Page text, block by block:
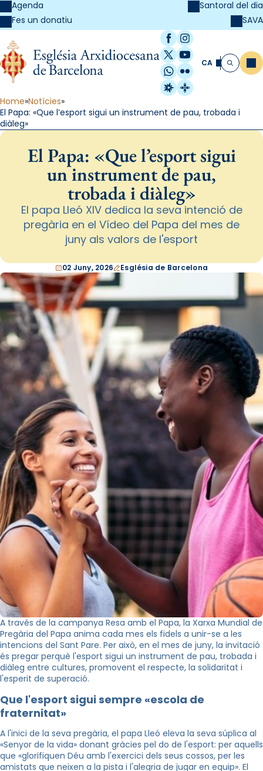
Agenda
Fes un donatiu
Santoral del dia
SAVA
Facebook
Instagram
X / Twitter
YouTube
WhatsApp
Flickr
Radio Estel
Catalunya
CA Cerca
Home Notícies
El Papa: «Que l’esport sigui un instrument de pau, trobada i
diàleg»
El Papa: «Que l’esport sigui
un instrument de pau,
trobada i diàleg»
El papa Lleó XIV dedica la seva intenció de
pregària en el Vídeo del Papa del mes de
juny als valors de l'esport
02 Juny, 2026 Església de Barcelona
A través de la campanya Resa amb el Papa, la Xarxa Mundial de
Pregària del Papa anima cada mes els fidels a unir-se a les
intencions del Sant Pare. Per això, en el mes de juny, la invitació
és pregar perquè l'esport sigui un instrument de pau, trobada i
diàleg entre cultures, promovent el respecte, la solidaritat i
l'esperit de superació.
Que l'esport sigui sempre «escola de
fraternitat»
A l'inici de la seva pregària, el papa Lleó eleva la seva súplica al
«Senyor de la vida» donant gràcies pel do de l'esport: per aquells
que «glorifiquen Déu amb l'exercici dels seus cossos, per les
amistats que neixen a la pista i l'alegria de jugar en equip». El